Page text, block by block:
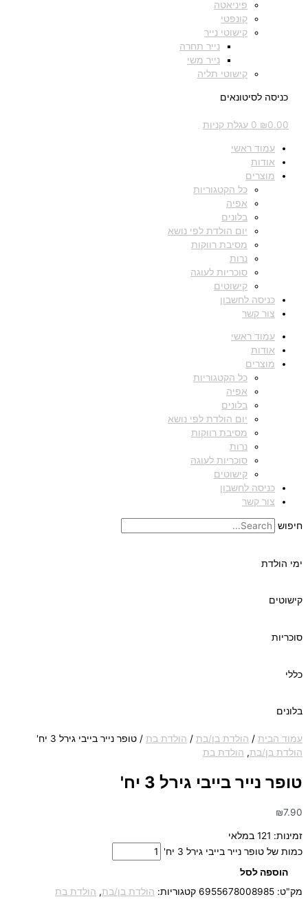
פיניאטה
קונפטי
קישוטי נייר
נייר תחרה
נייר משי
קישוטי תליה
כניסה לסיטונאים
₪0.00
0 עגלת קניות
עמוד ראשי
אודות
מוצרים
כל הקטגוריות
אפיה
בלונים
יום הולדת לפי נושא
מסיבת רווקות
נרות
סוכריות לעוגה
קישוטים
כניסה לחשבון
צור קשר
עמוד ראשי
אודות
מוצרים
כל הקטגוריות
אפיה
בלונים
יום הולדת לפי נושא
מסיבת רווקות
נרות
סוכריות לעוגה
קישוטים
כניסה לחשבון
צור קשר
חיפוש
ימי הולדת
קישוטים
סוכריות
כללי
בלונים
עמוד הבית / הולדת בן/בת / הולדת בת / טופר נייר בייבי גירל 3 יח'
הולדת בן/בת, הולדת בת
טופר נייר בייבי גירל 3 יח'
₪7.90
זמינות: 121 במלאי
כמות של טופר נייר בייבי גירל 3 יח'
הוספה לסל
מק"ט: 6955678008985 קטגוריות: הולדת בן/בת, הולדת בת